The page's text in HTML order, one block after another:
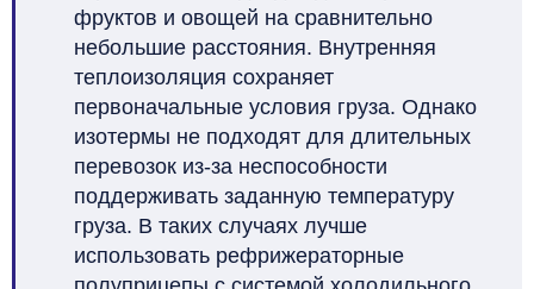
фруктов и овощей на сравнительно
небольшие расстояния. Внутренняя
теплоизоляция сохраняет
первоначальные условия груза. Однако
изотермы не подходят для длительных
перевозок из-за неспособности
поддерживать заданную температуру
груза. В таких случаях лучше
использовать рефрижераторные